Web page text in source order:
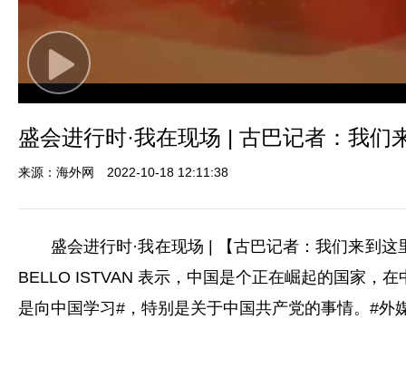
Play
Video
盛会进行时·我在现场 | 古巴记者：我们
来源：海外网 2022-10-18 12:11:38
盛会进行时·我在现场 | 【古巴记者：我们来到
BELLO ISTVAN 表示，中国是个正在崛起的国家，
是向中国学习#，特别是关于中国共产党的事情。#外